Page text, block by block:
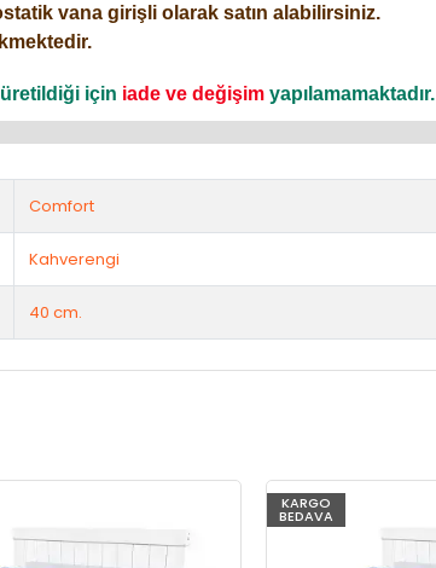
vana girişli olarak satın alabilirsiniz.
için iade ve değişim yapılamamaktadır.
Comfort
Kahverengi
40 cm.
KARGO
BEDAVA